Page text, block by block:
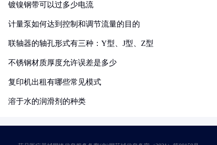
镀镍钢带可以过多少电流
计量泵如何达到控制和调节流量的目的
联轴器的轴孔形式有三种：Y型、J型、Z型
不锈钢材质厚度允许误差是多少
复印机出租有哪些常见模式
溶于水的润滑剂的种类